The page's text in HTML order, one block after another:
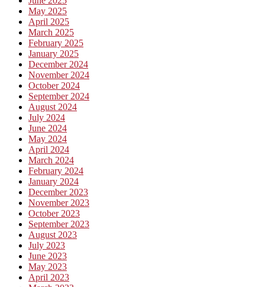
May 2025
April 2025
March 2025
February 2025
January 2025
December 2024
November 2024
October 2024
September 2024
August 2024
July 2024
June 2024
May 2024
April 2024
March 2024
February 2024
January 2024
December 2023
November 2023
October 2023
September 2023
August 2023
July 2023
June 2023
May 2023
April 2023